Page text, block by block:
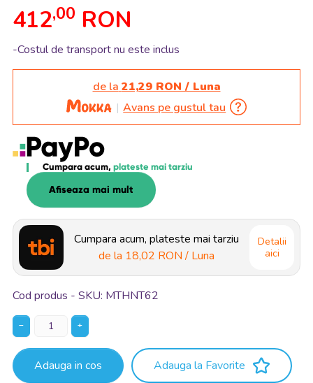
412,00 RON
-Costul de transport nu este inclus
de la 21,29 RON / Luna
Avans pe gustul tau
Cumpara acum, plateste mai tarziu
Afiseaza mai mult
Cumpara acum, plateste mai tarziu
de la 18,02 RON / Luna
Detalii
aici
Cod produs - SKU MTHNT62
− +
Adauga in cos Adauga la Favorite